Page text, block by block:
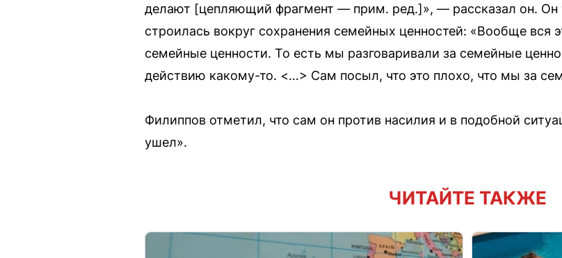
делают [цепляющий фрагмент — прим. ред.]», — рассказал он. Он
строилась вокруг сохранения семейных ценностей: «Вообще вся
семейные ценности. То есть мы разговаривали за семейные
действию какому-то. <…> Сам посыл, что это плохо, что мы за
Филиппов отметил, что сам он против насилия и в подобной
ушел».
ЧИТАЙТЕ ТАКЖЕ